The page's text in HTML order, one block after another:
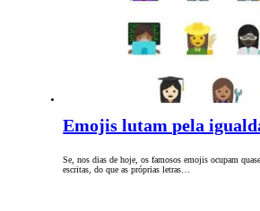
Emojis lutam pela
Se, nos dias de hoje, os famosos emojis ocupam
escritas, do que as próprias letras…